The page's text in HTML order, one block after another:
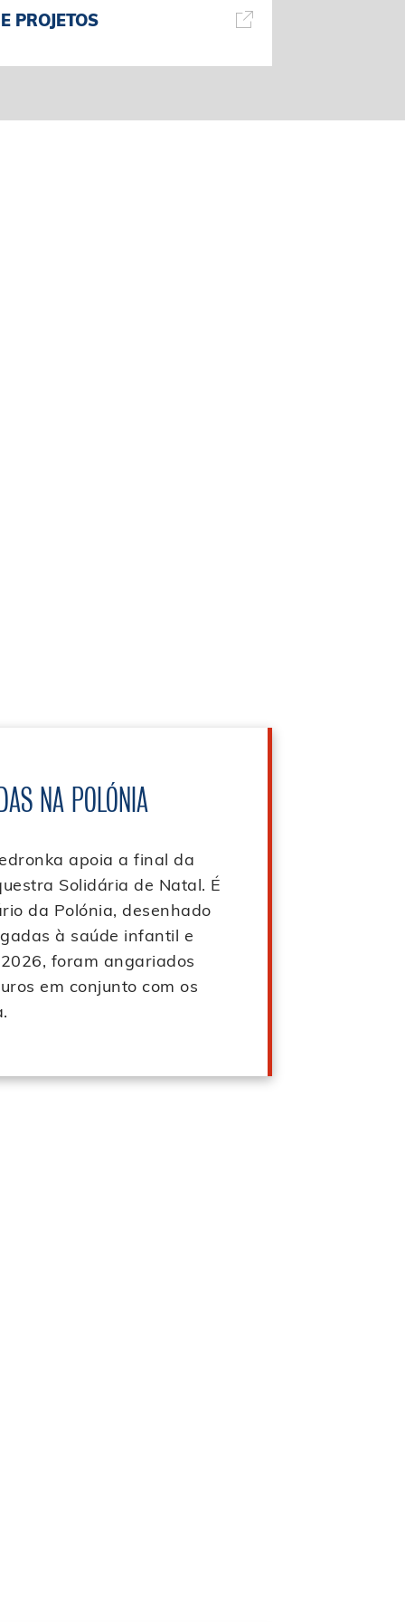
PROJETOS
NA POLÓNIA
apoia a final da
Solidária de Natal. É
da Polónia, desenhado
à saúde infantil e
foram angariados
em conjunto com os